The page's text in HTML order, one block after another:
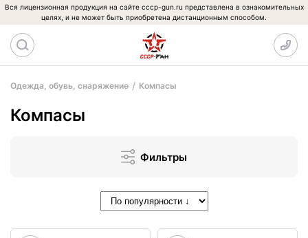
Вся лицензионная продукция на сайте cccp-gun.ru представлена в ознакомительных
целях, и не может быть приобретена дистанционным способом.
Одежда, обувь, снаряжение Компасы
Компасы
Фильтры